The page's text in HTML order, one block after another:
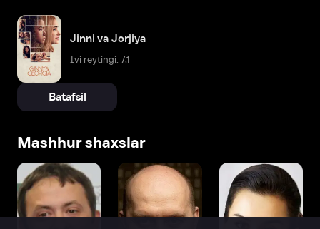
Jinni va Jorjiya
Ivi reytingi: 7,1
Batafsil
Mashhur shaxslar